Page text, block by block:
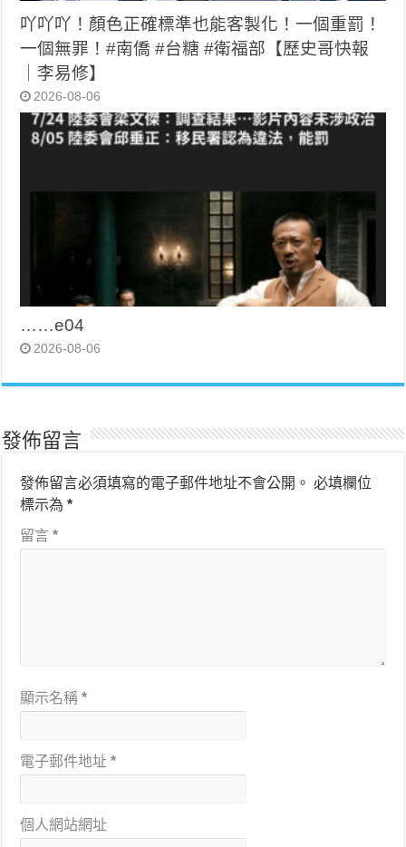
吖吖吖！顏色正確標準也能客製化！一個重罰！
一個無罪！#南僑 #台糖 #衛福部【歷史哥快報
｜李易修】
2026-08-06
……e04
2026-08-06
發佈留言
發佈留言必須填寫的電子郵件地址不會公開。 必填欄位
標示為*
留言*
顯示名稱*
電子郵件地址*
個人網站網址